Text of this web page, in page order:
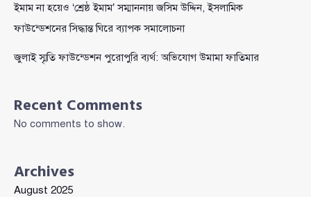
ইমাম না হয়েও ‘শ্রেষ্ঠ ইমাম’ সম্মাননায় জসিম উদ্দিন, ইসলামিক
ফাউন্ডেশনের সিদ্ধান্ত ঘিরে ব্যাপক সমালোচনা
জুলাই স্মৃতি ফাউন্ডেশন পুরোপুরি ব্যর্থ: অভিযোগ উমামা ফাতিমার
Recent Comments
No comments to show.
Archives
August 2025